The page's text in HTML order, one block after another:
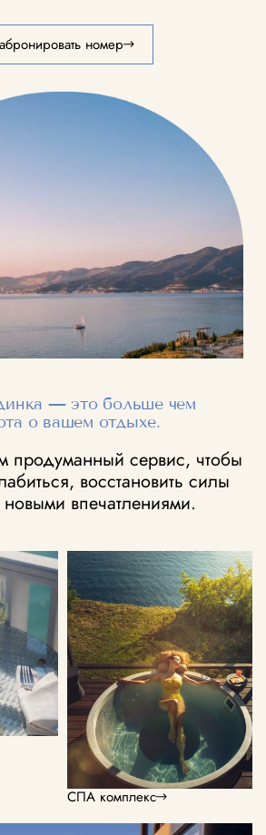
номер
— это больше чем
о вашем отдыхе.
продуманный сервис, чтобы
восстановить силы
впечатлениями.
СПА комплекс